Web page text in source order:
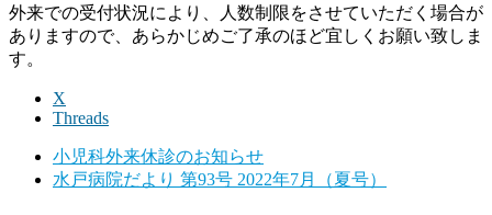
外来での受付状況により、人数制限をさせていただく場合が
ありますので、あらかじめご了承のほど宜しくお願い致しま
す。
X
Threads
小児科外来休診のお知らせ
水戸病院だより 第93号 2022年7月（夏号）